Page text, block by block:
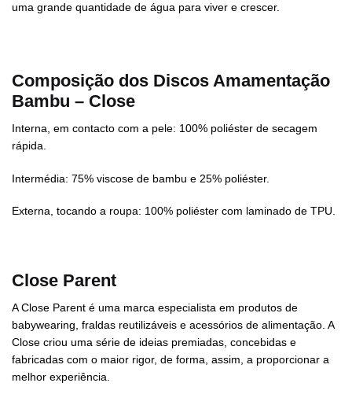
uma grande quantidade de água para viver e crescer.
Composição dos Discos Amamentação
Bambu – Close
Interna, em contacto com a pele: 100% poliéster de secagem
rápida.
Intermédia: 75% viscose de bambu e 25% poliéster.
Externa, tocando a roupa: 100% poliéster com laminado de TPU.
Close Parent
A Close Parent é uma marca especialista em produtos de
babywearing, fraldas reutilizáveis e acessórios de alimentação. A
Close criou uma série de ideias premiadas, concebidas e
fabricadas com o maior rigor, de forma, assim, a proporcionar a
melhor experiência.